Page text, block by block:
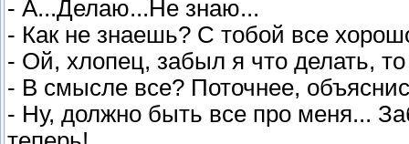
- А...Делаю...Не знаю...
- Как не знаешь? С тобой все
- Ой, хлопец, забыл я что делать,
- В смысле все? Поточнее,
- Ну, должно быть все про меня...